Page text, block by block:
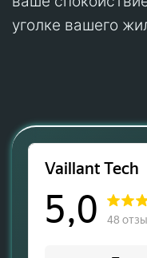
уголке вашего